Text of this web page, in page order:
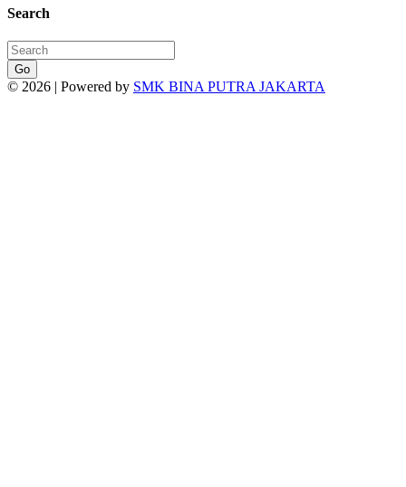
Search
Go
© 2026 | Powered by SMK BINA PUTRA JAKARTA